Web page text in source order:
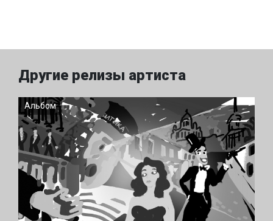
Другие релизы артиста
Альбом